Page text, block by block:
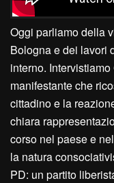
Oggi parliamo della
Bologna e dei lavori
interno. Intervistiamo
manifestante che
cittadino e la
chiara
corso nel paese e
la natura
PD: un partito